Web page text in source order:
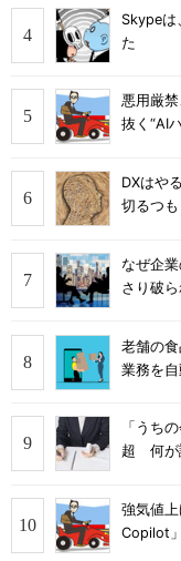
Skypeは
た
悪用厳
抜く“AI
DXはや
切るつ
なぜ企
さり破
老舗の
業務を
「うち
超 何が
強気値
Copilot